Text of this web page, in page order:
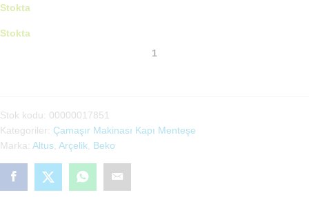
Stokta
Stokta
Stok kodu: 00000017851
Kategoriler: Çamaşır Makinası Kapı Menteşe
Marka: Altus Arçelik Beko